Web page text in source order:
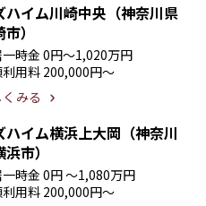
ハイム川崎中央（神奈川県
）
一時金 0円〜1,020万円
用料200,000円〜
みる
ハイム横浜上大岡（神奈川
市）
一時金 0円 〜1,080万円
用料200,000円〜